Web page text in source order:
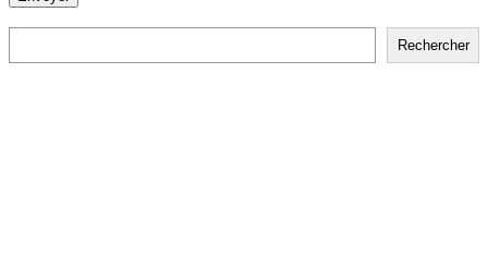
Rechercher